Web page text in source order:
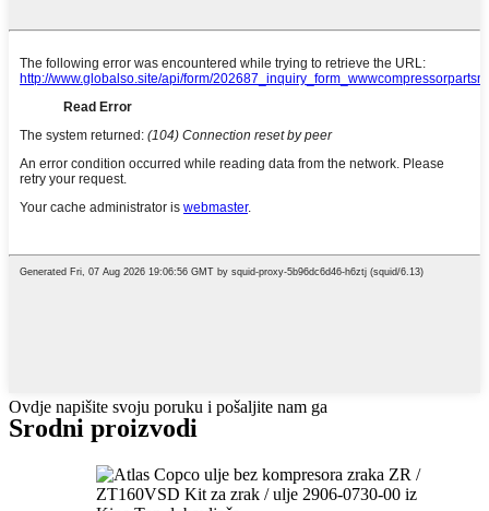
Ovdje napišite svoju poruku i pošaljite nam ga
Srodni proizvodi